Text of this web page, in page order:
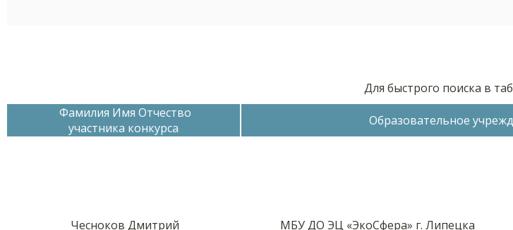
Для быстрого поиска в
Фамилия Имя Отчество
участника конкурса
Образовательное
Чесноков Дмитрий МБУ ДО ЭЦ «ЭкоСфера» г. Липецка